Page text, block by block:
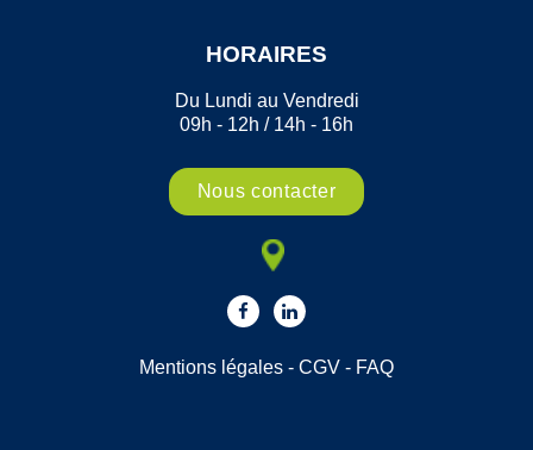
HORAIRES
Du Lundi au Vendredi
09h - 12h / 14h - 16h
Nous contacter
Mentions légales - CGV - FAQ